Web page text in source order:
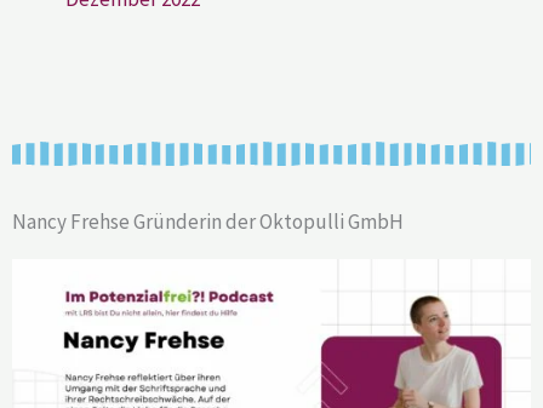
Nancy Frehse Gründerin der Oktopulli GmbH